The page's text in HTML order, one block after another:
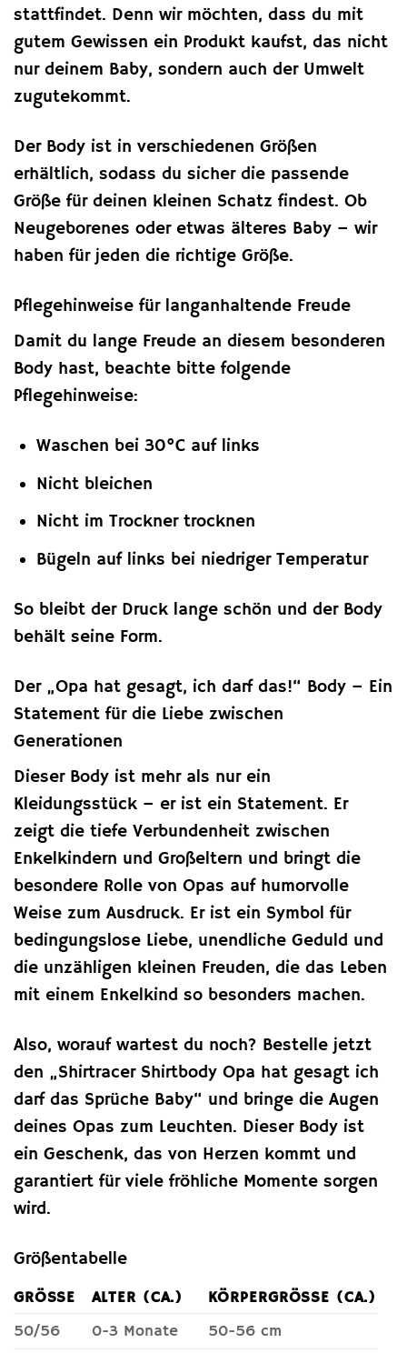
stattfindet. Denn wir möchten, dass du mit
gutem Gewissen ein Produkt kaufst, das nicht
nur deinem Baby, sondern auch der Umwelt
zugutekommt.
Der Body ist in verschiedenen Größen
erhältlich, sodass du sicher die passende
Größe für deinen kleinen Schatz findest. Ob
Neugeborenes oder etwas älteres Baby – wir
haben für jeden die richtige Größe.
Pflegehinweise für langanhaltende Freude
Damit du lange Freude an diesem besonderen
Body hast, beachte bitte folgende
Pflegehinweise:
Waschen bei 30°C auf links
Nicht bleichen
Nicht im Trockner trocknen
Bügeln auf links bei niedriger Temperatur
So bleibt der Druck lange schön und der Body
behält seine Form.
Der „Opa hat gesagt, ich darf das!“ Body – Ein
Statement für die Liebe zwischen
Generationen
Dieser Body ist mehr als nur ein
Kleidungsstück – er ist ein Statement. Er
zeigt die tiefe Verbundenheit zwischen
Enkelkindern und Großeltern und bringt die
besondere Rolle von Opas auf humorvolle
Weise zum Ausdruck. Er ist ein Symbol für
bedingungslose Liebe, unendliche Geduld und
die unzähligen kleinen Freuden, die das Leben
mit einem Enkelkind so besonders machen.
Also, worauf wartest du noch? Bestelle jetzt
den „Shirtracer Shirtbody Opa hat gesagt ich
darf das Sprüche Baby“ und bringe die Augen
deines Opas zum Leuchten. Dieser Body ist
ein Geschenk, das von Herzen kommt und
garantiert für viele fröhliche Momente sorgen
wird.
Größentabelle
GRÖSSE ALTER (CA.)
KÖRPERGRÖSSE (CA.)
50/56
0-3 Monate 50-56 cm